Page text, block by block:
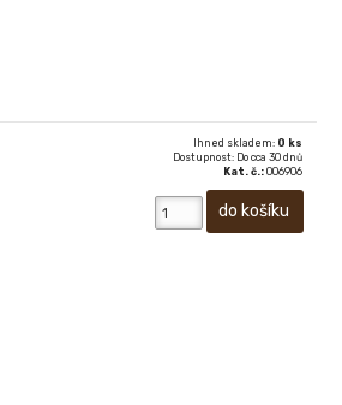
Ihned skladem: 0 ks
Dostupnost: Do cca 30 dnů
Kat. č.: 006906